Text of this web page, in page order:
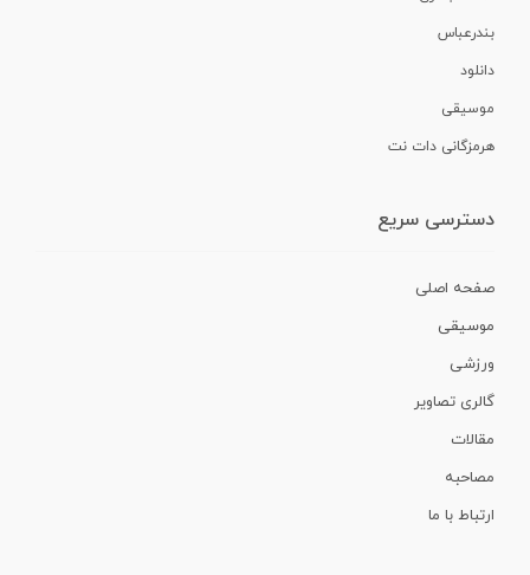
بندرعباس
دانلود
موسیقی
هرمزگانی دات نت
دسترسی سریع
صفحه اصلی
موسیقی
ورزشی
گالری تصاویر
مقالات
مصاحبه
ارتباط با ما